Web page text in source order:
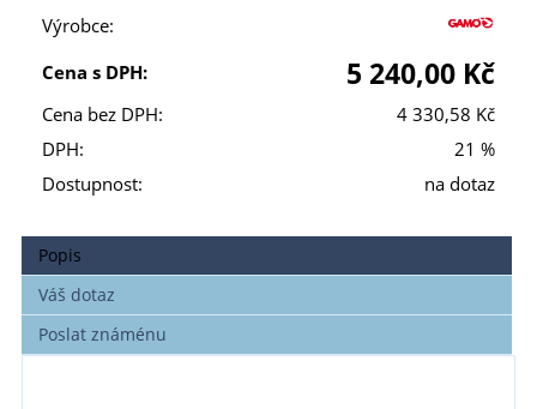
Výrobce:
Cena s DPH:
5 240,00 Kč
Cena bez DPH:
4 330,58 Kč
DPH:
21 %
Dostupnost:
na dotaz
Popis
Váš dotaz
Poslat známénu